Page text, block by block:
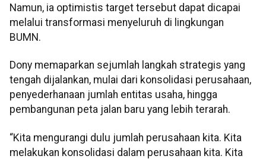
Namun, ia optimistis target tersebut dapat dicapai
melalui transformasi menyeluruh di lingkungan
BUMN.
Dony memaparkan sejumlah langkah strategis yang
tengah dijalankan, mulai dari konsolidasi perusahaan,
penyederhanaan jumlah entitas usaha, hingga
pembangunan peta jalan baru yang lebih terarah.
“Kita mengurangi dulu jumlah perusahaan kita. Kita
melakukan konsolidasi dalam perusahaan kita. Kita